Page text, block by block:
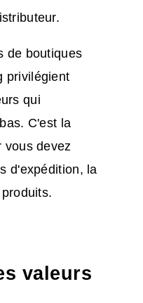
de boutiques
privilégient
qui
C'est la
vous devez
d'expédition, la
valeurs